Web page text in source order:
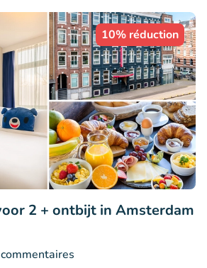
10% réduction
2 + ontbijt in Amsterdam